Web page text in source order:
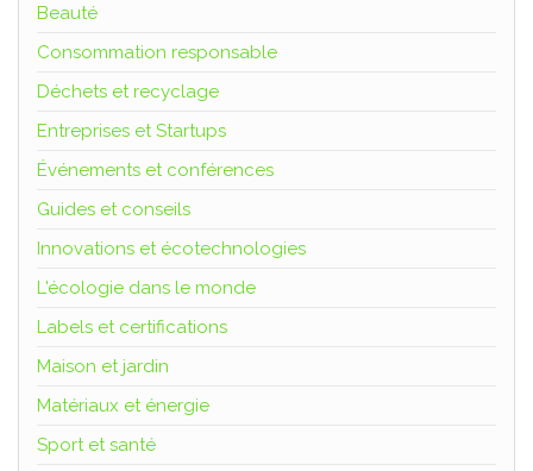
Beauté
Consommation responsable
Déchets et recyclage
Entreprises et Startups
Événements et conférences
Guides et conseils
Innovations et écotechnologies
L'écologie dans le monde
Labels et certifications
Maison et jardin
Matériaux et énergie
Sport et santé